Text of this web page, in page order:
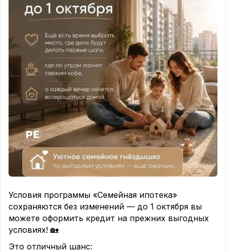
Условия программы «Семейная ипотека»
сохраняются без изменений — до 1 октября вы
можете оформить кредит на прежних выгодных
условиях! 🏡
Это отличный шанс: